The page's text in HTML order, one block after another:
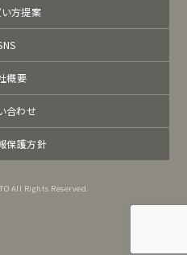
方提案
概要
合わせ
保護方針
All Rights Reserved.